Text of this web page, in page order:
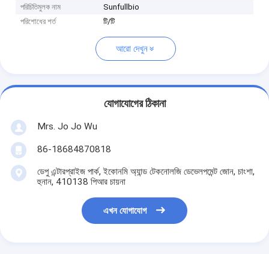
পরিচিতিমুলক নাম
Sunfullbio
পরিশোধের শর্ত
টি/টি
আরো দেখুন
যোগাযোগের ঠিকানা
Mrs. Jo Jo Wu
86-18684870818
ডেপু এন্টারপ্রাইজ পার্ক, ইকোনমি অ্যান্ড টেকনোলজি ডেভেলপমেন্ট জোন, চাংশা,
হুনান, 410138 পিআর চায়না
এখন যোগাযোগ